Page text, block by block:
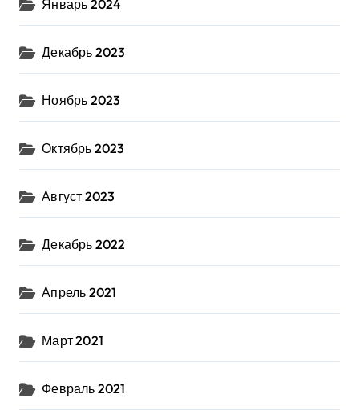
Январь 2024
Декабрь 2023
Ноябрь 2023
Октябрь 2023
Август 2023
Декабрь 2022
Апрель 2021
Март 2021
Февраль 2021